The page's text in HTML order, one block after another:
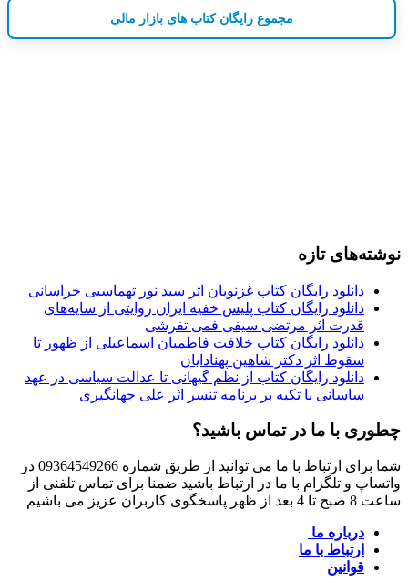
مجموع رایگان کتاب های بازار مالی
نوشته‌های تازه
دانلود رایگان کتاب غزنویان اثر سید نور تهماسبی خراسانی
دانلود رایگان کتاب پلیس خفیه ایران روایتی از سایه‌های
قدرت اثر مرتضی سیفی فمی تفرشی
دانلود رایگان کتاب خلافت فاطمیان اسماعیلی از ظهور تا
سقوط اثر دکتر شاهین پهنادایان
دانلود رایگان کتاب از نظم گیهانی تا عدالت سیاسی در عهد
ساسانی با تکیه بر برنامه تنسر اثر علی جهانگیری
چطوری با ما در تماس باشید؟
شما برای ارتباط با ما می توانید از طریق شماره 09364549266 در
واتساپ و تلگرام با ما در ارتباط باشید ضمنا برای تماس تلفنی از
ساعت 8 صبح تا 4 بعد از ظهر پاسخگوی کاربران عزیز می باشیم
درباره ما
ارتباط با ما
قوانین